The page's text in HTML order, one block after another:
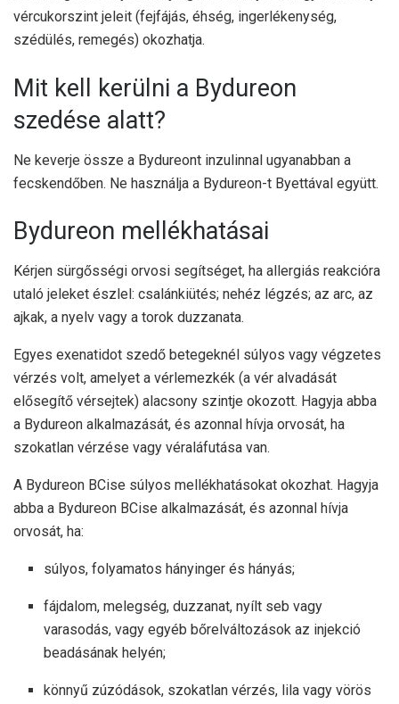
vércukorszint jeleit (fejfájás, éhség, ingerlékenység,
szédülés, remegés) okozhatja.
Mit kell kerülni a Bydureon
szedése alatt?
Ne keverje össze a Bydureont inzulinnal ugyanabban a
fecskendőben. Ne használja a Bydureon-t Byettával együtt.
Bydureon mellékhatásai
Kérjen sürgősségi orvosi segítséget, ha allergiás reakcióra
utaló jeleket észlel: csalánkiütés; nehéz légzés; az arc, az
ajkak, a nyelv vagy a torok duzzanata.
Egyes exenatidot szedő betegeknél súlyos vagy végzetes
vérzés volt, amelyet a vérlemezkék (a vér alvadását
elősegítő vérsejtek) alacsony szintje okozott. Hagyja abba
a Bydureon alkalmazását, és azonnal hívja orvosát, ha
szokatlan vérzése vagy véraláfutása van.
A Bydureon BCise súlyos mellékhatásokat okozhat. Hagyja
abba a Bydureon BCise alkalmazását, és azonnal hívja
orvosát, ha:
súlyos, folyamatos hányinger és hányás;
fájdalom, melegség, duzzanat, nyílt seb vagy
varasodás, vagy egyéb bőrelváltozások az injekció
beadásának helyén;
könnyű zúzódások, szokatlan vérzés, lila vagy vörös